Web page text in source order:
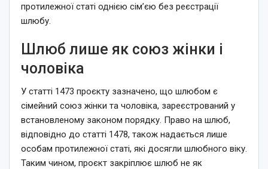
протилежної статі однією сім’єю без реєстрації
шлюбу.
Шлюб лише як союз жінки і
чоловіка
У статті 1473 проєкту зазначено, що шлюбом є
сімейний союз жінки та чоловіка, зареєстрований у
встановленому законом порядку. Право на шлюб,
відповідно до статті 1478, також надається лише
особам протилежної статі, які досягли шлюбного віку.
Таким чином, проєкт закріплює шлюб не як